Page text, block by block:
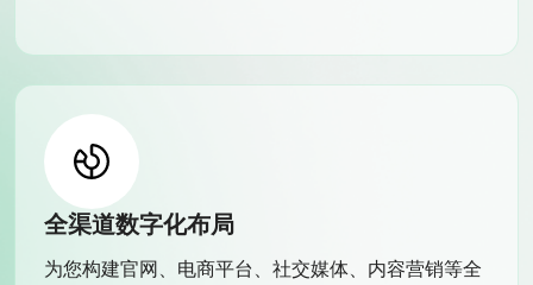
全渠道数字化布局
为您构建官网、电商平台、社交媒体、内容营销等全